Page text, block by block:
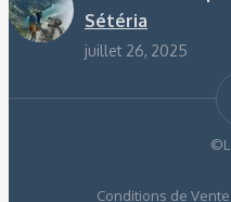
Sétéria
juillet 26, 2025
Conditions de Vente